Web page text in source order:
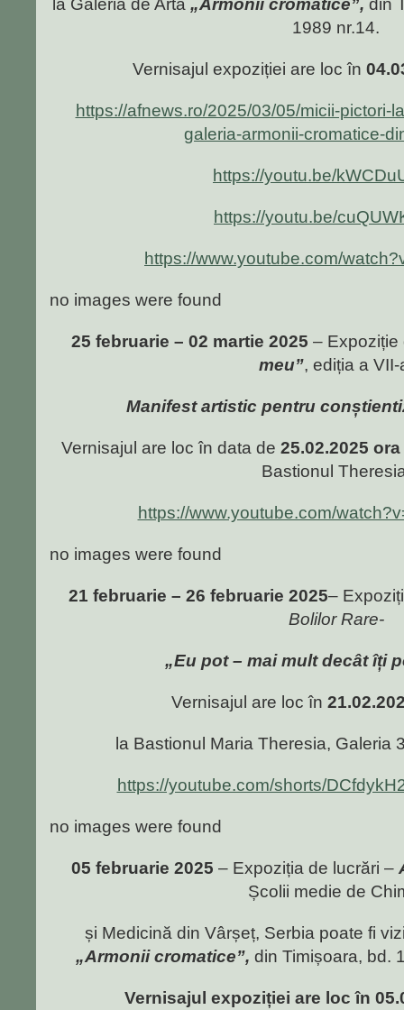
la Galeria de Artă „Armonii cromatice”, din
1989 nr.14.
Vernisajul expoziției are loc în
https://afnews.ro/2025/03/05/micii-pictori-
galeria-armonii-cromatice-
https://youtu.be/
https://youtu.be/
https://www.youtube.com/
no images were found
25 februarie – 02 martie 2025 –
meu”, ediția a VII-
Manifest artistic pentru
Vernisajul are loc în data de 25.02.2025 ora
Bastionul
https://www.youtube.com/
no images were found
21 februarie – 26 februarie 2025–
Bolilor Rare-
„Eu pot – mai mult decât îți
Vernisajul are loc în
la Bastionul Maria Theresia, Galeria
https://youtube.com/shorts/
no images were found
05 februarie 2025 – Expoziția de lucrări –
Școlii medie de
și Medicină din Vârșeț, Serbia poate fi
„Armonii cromatice”, din Timișoara, bd.
Vernisajul expoziției are loc în